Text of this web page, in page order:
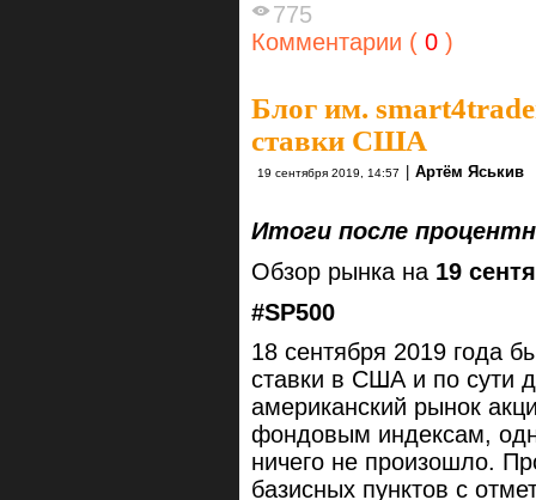
775
Комментарии ( 0 )
Блог им.
ставки США
19 сентября 2019, 14:57 Артём Яськив
Итоги после
Обзор рынка на 19
#SP500
18 сентября 2019 года
ставки в США и по сути
американский рынок
фондовым индексам,
ничего не произошло.
базисных пунктов с